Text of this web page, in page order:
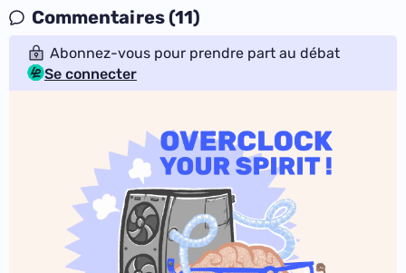
Commentaires (11)
Abonnez-vous pour prendre part au débat
Se connecter